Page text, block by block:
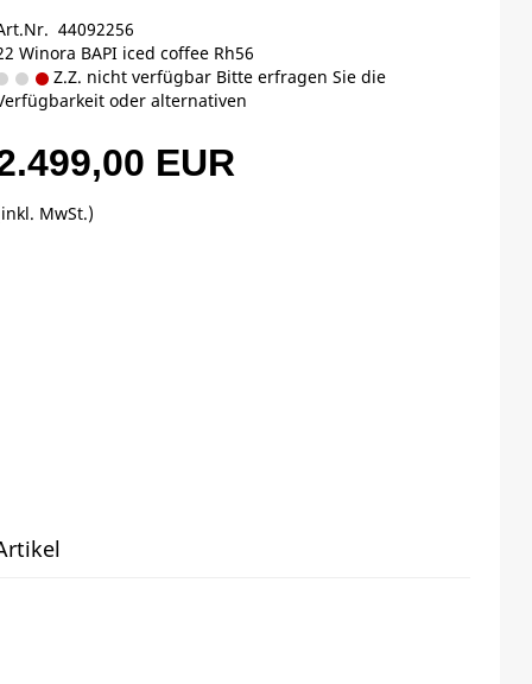
44092256
Winora BAPI iced coffee Rh56
Z.Z. nicht verfügbar Bitte erfragen Sie die
oder alternativen
EUR
MwSt.)